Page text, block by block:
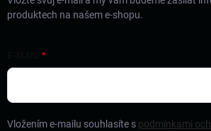
produktech na našem e-shopu.
Vložením e-mailu souhlasíte s podmínkami